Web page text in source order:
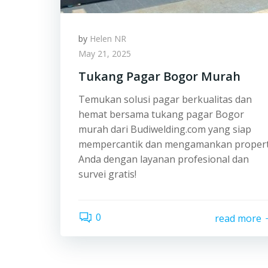
by Helen NR
May 21, 2025
Tukang Pagar Bogor Murah
Temukan solusi pagar berkualitas dan
hemat bersama tukang pagar Bogor
murah dari Budiwelding.com yang siap
mempercantik dan mengamankan
Anda dengan layanan profesional dan
survei gratis!
0 read more